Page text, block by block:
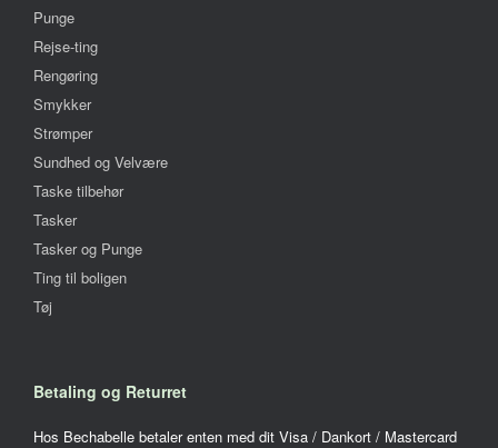
Punge
Rejse-ting
Rengøring
Smykker
Strømper
Sundhed og Velvære
Taske tilbehør
Tasker
Tasker og Punge
Ting til boligen
Tøj
Betaling og Returret
Hos Bechabelle betaler enten med dit Visa / Dankort / Mastercard